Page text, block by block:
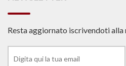
Resta aggiornato iscrivendoti